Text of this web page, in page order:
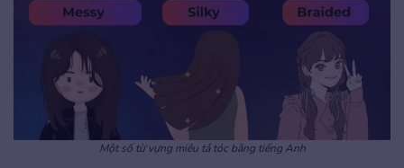
Một số từ vựng miêu tả tóc bằng tiếng Anh